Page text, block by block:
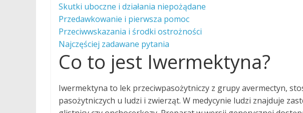
Skutki uboczne i działania niepożądane
Przedawkowanie i pierwsza pomoc
Przeciwwskazania i środki ostrożności
Najczęściej zadawane pytania
Co to jest Iwermektyna?
Iwermektyna to lek przeciwpasożytniczy z grupy avermectyn,
pasożytniczych u ludzi i zwierząt. W medycynie ludzi znajduje